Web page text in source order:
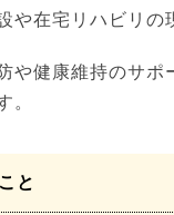
や在宅リハビリの
や健康維持のサ
。
と